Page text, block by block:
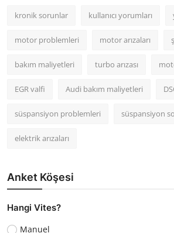
kronik sorunlar kullanıcı yorumları
motor problemleri motor arızaları
bakım maliyetleri turbo arızası
EGR valfi Audi bakım maliyetleri
süspansiyon problemleri süspansiyon
elektrik arızaları
Anket Köşesi
Hangi Vites?
Manuel